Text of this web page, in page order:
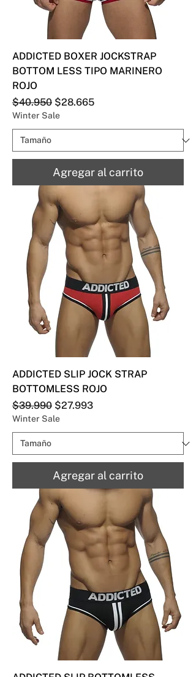
ADDICTED BOXER JOCKSTRAP
BOTTOM LESS TIPO MARINERO
ROJO
Precio
$40.950 Precio de oferta
$28.665
Winter Sale
Agregar al carrito
ADDICTED SLIP JOCK STRAP
BOTTOMLESS ROJO
Precio
$39.990 Precio de oferta
$27.993
Winter Sale
Agregar al carrito